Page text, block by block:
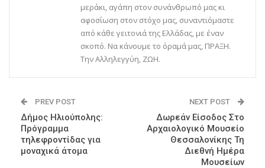
μεράκι, αγάπη στον συνάνθρωπό μας κι
αφοσίωση στον στόχο μας, συναντιόμαστε
από κάθε γειτονιά της Ελλάδας, με έναν
σκοπό. Να κάνουμε το όραμά μας, ΠΡΑΞΗ.
Την Αλληλεγγύη, ΖΩΗ.
PREV POST
Δήμος Ηλιούπολης:
Πρόγραμμα
τηλεφροντίδας για
μοναχικά άτομα
NEXT POST
Δωρεάν Είσοδος Στο
Αρχαιολογικό Μουσείο
Θεσσαλονίκης Τη
Διεθνή Ημέρα
Μουσείων